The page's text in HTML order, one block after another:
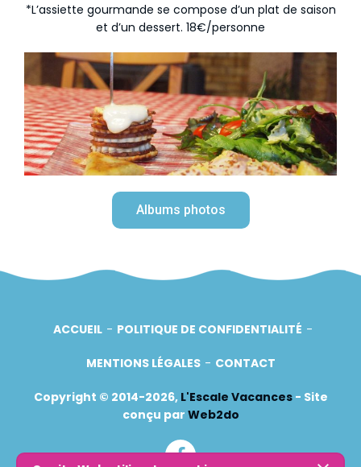
*L’assiette gourmande se compose d’un plat de saison
et d’un dessert. 18€/personne
Albums photos
ACCUEIL POLITIQUE DE CONFIDENTIALITÉ
MENTIONS LÉGALES CONTACT
Copyright © 2014-2026, L'Escale Vacances - Site
conçu par Web2do